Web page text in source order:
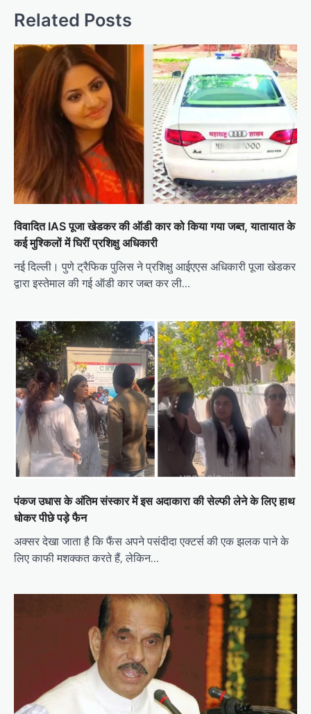
Related Posts
विवादित IAS पूजा खेडकर की ऑडी कार को किया गया जब्त, यातायात के
कई मुश्किलों में घिरीं प्रशिक्षु अधिकारी
नई दिल्ली। पुणे ट्रैफिक पुलिस ने प्रशिक्षु आईएएस अधिकारी पूजा खेडकर
द्वारा इस्तेमाल की गई ऑडी कार जब्त कर ली…
पंकज उधास के अंतिम संस्कार में इस अदाकारा की सेल्फी लेने के लिए हाथ
धोकर पीछे पड़े फैन
अक्सर देखा जाता है कि फैंस अपने पसंदीदा एक्टर्स की एक झलक पाने के
लिए काफी मशक्कत करते हैं, लेकिन…